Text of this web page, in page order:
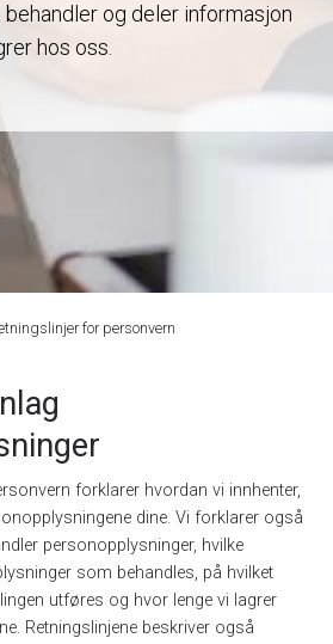
behandler og deler informasjon
hos oss.
for personvern
forklarer hvordan vi innhenter,
dine. Vi forklarer også
personopplysninger, hvilke
som behandles, på hvilket
utføres og hvor lenge vi lagrer
Retningslinjene beskriver også